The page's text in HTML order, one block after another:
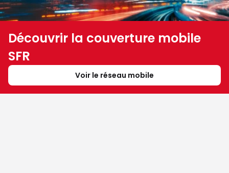
Découvrir la couverture mobile
SFR
Voir le réseau mobile